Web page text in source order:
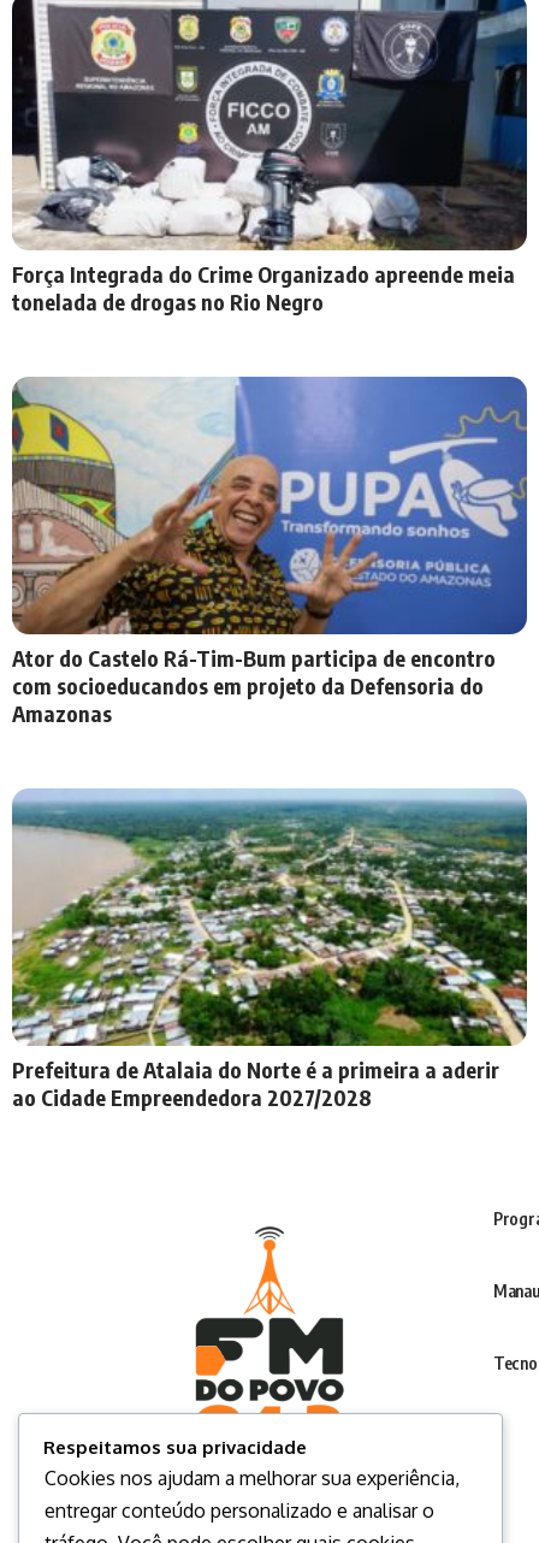
Força Integrada do Crime Organizado apreende meia
tonelada de drogas no Rio Negro
Ator do Castelo Rá-Tim-Bum participa de encontro
com socioeducandos em projeto da Defensoria do
Amazonas
Prefeitura de Atalaia do Norte é a primeira a aderir
ao Cidade Empreendedora 2027/2028
Respeitamos sua privacidade
Cookies nos ajudam a melhorar sua experiência,
entregar conteúdo personalizado e analisar o